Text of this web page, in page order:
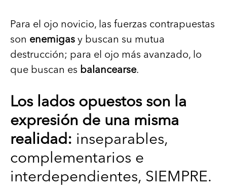
Para el ojo novicio, las fuerzas contrapuestas
son enemigas y buscan su mutua
destrucción; para el ojo más avanzado, lo
que buscan es balancearse.
Los lados opuestos son la
expresión de una misma
realidad: inseparables,
complementarios e
interdependientes, SIEMPRE.